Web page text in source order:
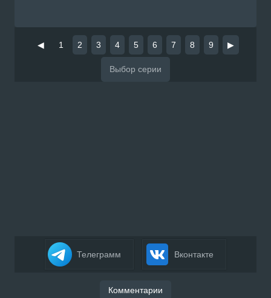
◀ 1 2 3 4 5 6 7 8 9 ▶
Телеграмм Вконтакте
Комментарии